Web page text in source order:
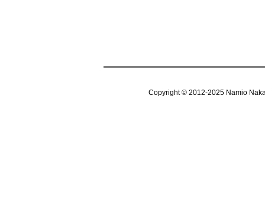
Copyright © 2012-2025 Namio